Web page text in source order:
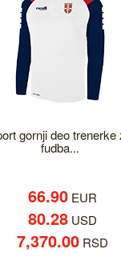
gornji deo trenerke
fudba...
66.90EUR
80.28USD
7,370.00RSD